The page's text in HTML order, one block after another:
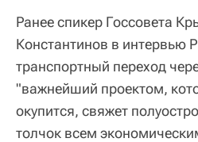
Ранее спикер Госсовета
Константинов в интервью
транспортный переход
"важнейший проектом,
окупится, свяжет
толчок всем